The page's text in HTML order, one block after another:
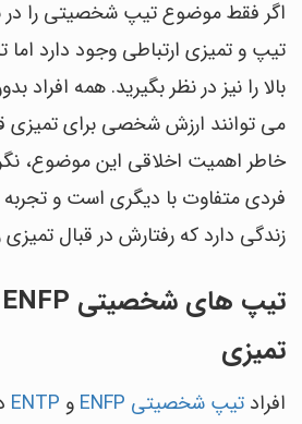
اگر فقط موضوع تیپ شخصیتی را در
تیپ و تمیزی ارتباطی وجود دارد اما
بالا را نیز در نظر بگیرید. همه
می توانند ارزش شخصی برای تمیزی
خاطر اهمیت اخلاقی این موضوع،
فردی متفاوت با دیگری است و تجربه
زندگی دارد که رفتارش در قبال
تمیزی
افراد تیپ شخصیتی ENFP و ENTP